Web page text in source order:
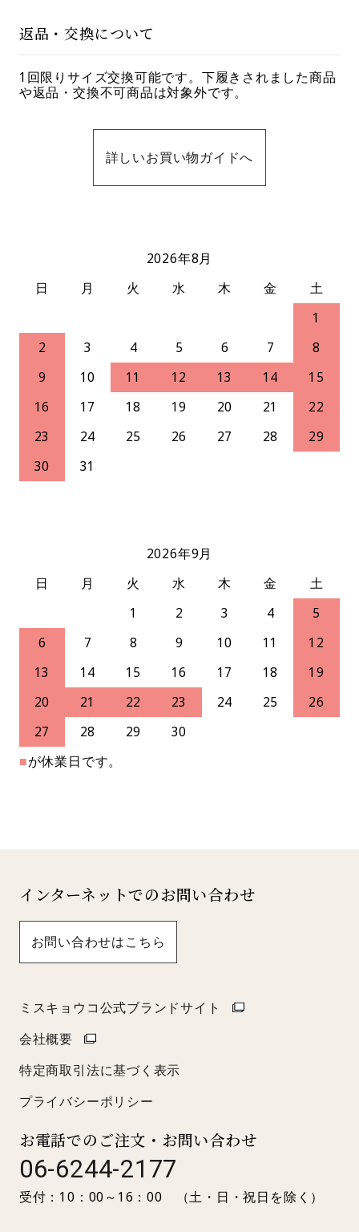
返品・交換について
1回限りサイズ交換可能です。下履きされました商品
や返品・交換不可商品は対象外です。
詳しいお買い物ガイドへ
2026年8月
日
月 火 水 木 金
土
1
2
3 4 5 6 7
8
9
10 11 12 13 14
15
16
17 18 19 20 21
22
23
24 25 26 27 28
29
30
31
2026年9月
日
月 火 水 木 金
土
1
2 3 4
5
6
7 8 9 10 11
12
13
14 15 16 17 18
19
20
21 22 23 24 25
26
27
28 29
30
■が休業日です。
インターネットでのお問い合わせ
お問い合わせはこちら
ミスキョウコ公式ブランドサイト
会社概要
特定商取引法に基づく表示
プライバシーポリシー
お電話でのご注文・お問い合わせ
06-6244-2177
受付：10：00～16：00 （土・日・祝日を除く）